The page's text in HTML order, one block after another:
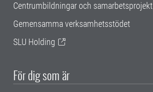
Centrumbildningar och samarbetsprojekt
Gemensamma verksamhetsstödet
SLU Holding
För dig som är